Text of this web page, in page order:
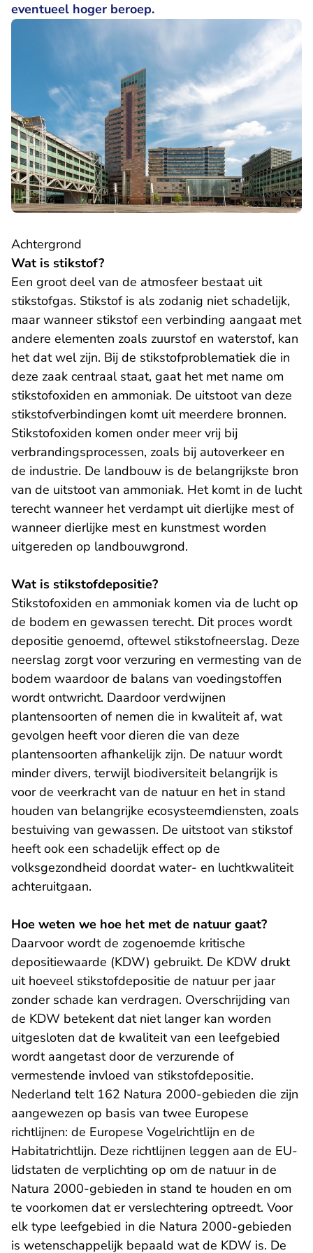
eventueel hoger beroep.
Achtergrond
Wat is stikstof?
Een groot deel van de atmosfeer bestaat uit
stikstofgas. Stikstof is als zodanig niet schadelijk,
maar wanneer stikstof een verbinding aangaat met
andere elementen zoals zuurstof en waterstof, kan
het dat wel zijn. Bij de stikstofproblematiek die in
deze zaak centraal staat, gaat het met name om
stikstofoxiden en ammoniak. De uitstoot van deze
stikstofverbindingen komt uit meerdere bronnen.
Stikstofoxiden komen onder meer vrij bij
verbrandingsprocessen, zoals bij autoverkeer en
de industrie. De landbouw is de belangrijkste bron
van de uitstoot van ammoniak. Het komt in de lucht
terecht wanneer het verdampt uit dierlijke mest of
wanneer dierlijke mest en kunstmest worden
uitgereden op landbouwgrond.
Wat is stikstofdepositie?
Stikstofoxiden en ammoniak komen via de lucht op
de bodem en gewassen terecht. Dit proces wordt
depositie genoemd, oftewel stikstofneerslag. Deze
neerslag zorgt voor verzuring en vermesting van de
bodem waardoor de balans van voedingstoffen
wordt ontwricht. Daardoor verdwijnen
plantensoorten of nemen die in kwaliteit af, wat
gevolgen heeft voor dieren die van deze
plantensoorten afhankelijk zijn. De natuur wordt
minder divers, terwijl biodiversiteit belangrijk is
voor de veerkracht van de natuur en het in stand
houden van belangrijke ecosysteemdiensten, zoals
bestuiving van gewassen. De uitstoot van stikstof
heeft ook een schadelijk effect op de
volksgezondheid doordat water- en luchtkwaliteit
achteruitgaan.
Hoe weten we hoe het met de natuur gaat?
Daarvoor wordt de zogenoemde kritische
depositiewaarde (KDW) gebruikt. De KDW drukt
uit hoeveel stikstofdepositie de natuur per jaar
zonder schade kan verdragen. Overschrijding van
de KDW betekent dat niet langer kan worden
uitgesloten dat de kwaliteit van een leefgebied
wordt aangetast door de verzurende of
vermestende invloed van stikstofdepositie.
Nederland telt 162 Natura 2000-gebieden die zijn
aangewezen op basis van twee Europese
richtlijnen: de Europese Vogelrichtlijn en de
Habitatrichtlijn. Deze richtlijnen leggen aan de EU-
lidstaten de verplichting op om de natuur in de
Natura 2000-gebieden in stand te houden en om
te voorkomen dat er verslechtering optreedt. Voor
elk type leefgebied in die Natura 2000-gebieden
is wetenschappelijk bepaald wat de KDW is. De